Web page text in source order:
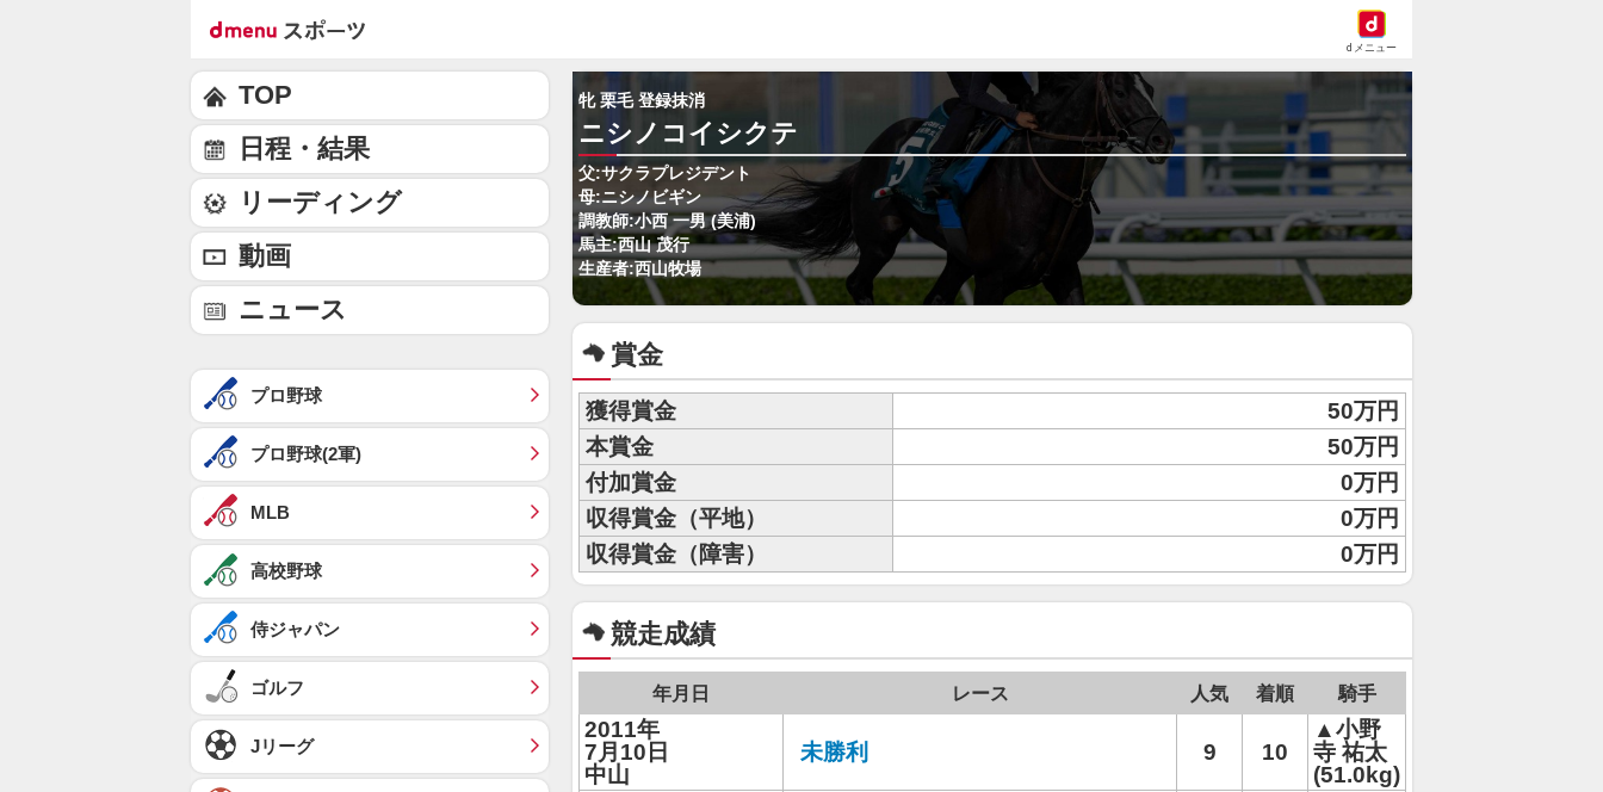
dメニュー
牝 栗毛 登録抹消
ニシノコイシクテ
父:サクラプレジデント
母:ニシノビギン
調教師:小西 一男 (美浦)
馬主:西山 茂行
生産者:西山牧場
賞金
獲得賞金
50万円
本賞金
50万円
付加賞金
0万円
収得賞金（平地）
0万円
収得賞金（障害）
0万円
競走成績
年月日 レース 人気 着順 騎手
2011年
7月10日
中山
未勝利 9 10
▲小野
寺 祐太
(51.0kg)
TOP
日程・結果
リーディング
動画
ニュース
プロ野球
プロ野球(2軍)
MLB
高校野球
侍ジャパン
ゴルフ
Jリーグ